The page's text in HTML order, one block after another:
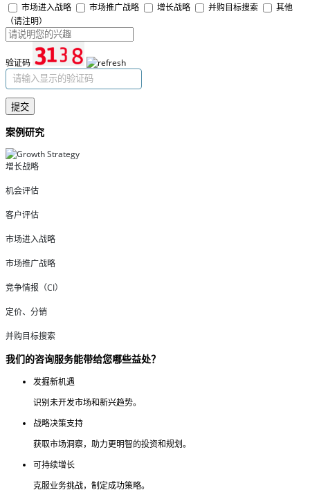
市场进入战略
市场推广战略 增长战略 并购目标搜索
其他
（请注明）
验证码
提交
案例研究
增长战略
机会评估
客户评估
市场进入战略
市场推广战略
竞争情报（CI）
定价、分销
并购目标搜索
我们的咨询服务能带给您哪些益处？
发掘新机遇
识别未开发市场和新兴趋势。
战略决策支持
获取市场洞察，助力更明智的投资和规划。
可持续增长
克服业务挑战，制定成功策略。